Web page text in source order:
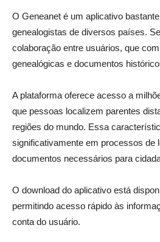
O Geneanet é um aplicativo
genealogistas de diversos países.
colaboração entre usuários, que
genealógicas e documentos
A plataforma oferece acesso a
que pessoas localizem parentes
regiões do mundo. Essa
significativamente em processos de
documentos necessários para
O download do aplicativo está
permitindo acesso rápido às
conta do usuário.